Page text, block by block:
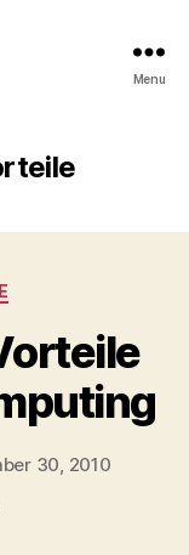
Menu
30, 2010